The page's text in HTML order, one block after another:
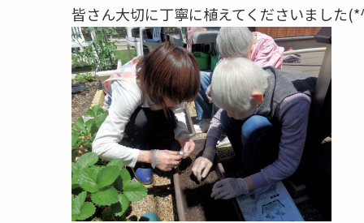
皆さん大切に丁寧に植えてくださいました